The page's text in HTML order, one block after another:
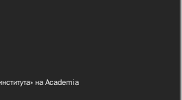
на Academia